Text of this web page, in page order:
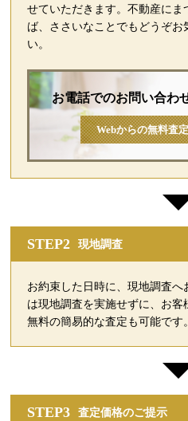
せていただきます。不動産に
ば、ささいなことでもどうぞお
い。
お電話でのお問い合わ
Webからの無料査
STEP2 現地調査
お約束した日時に、現地調査
は現地調査を実施せずに、お客
無料の簡易的な査定も可能です。
STEP3 査定価格のご提示